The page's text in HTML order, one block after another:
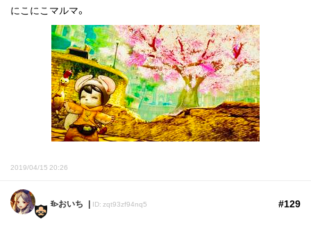
にこにこマルマ。
2019/04/15 20:26
ꉂ▹おいち ID: zqt93zf94nq5 #129